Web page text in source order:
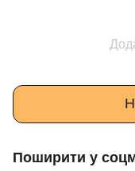
Поширити у